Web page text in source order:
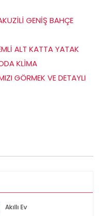
GENİŞ BAHÇE
ALT KATTA YATAK
KLİMA
GÖRMEK VE DETAYLI
Akıllı Ev